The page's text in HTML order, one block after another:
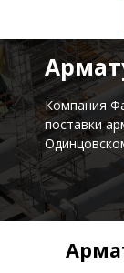
Компания
поставки